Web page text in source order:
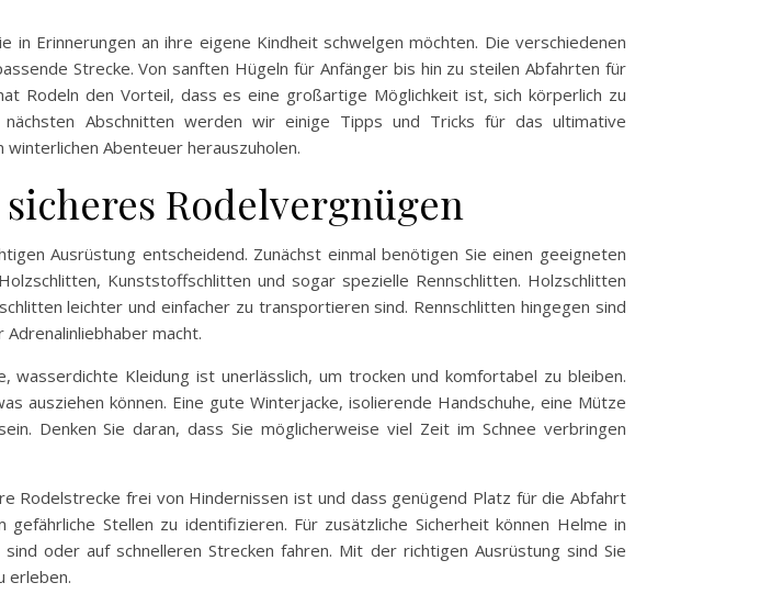
Erinnerungen an ihre eigene Kindheit schwelgen möchten. Die verschiedenen
Strecke. Von sanften Hügeln für Anfänger bis hin zu steilen Abfahrten für
Rodeln den Vorteil, dass es eine großartige Möglichkeit ist, sich körperlich zu
Abschnitten werden wir einige Tipps und Tricks für das ultimative
Abenteuer herauszuholen.
Rodelvergnügen
Ausrüstung entscheidend. Zunächst einmal benötigen Sie einen geeigneten
Kunststoffschlitten und sogar spezielle Rennschlitten. Holzschlitten
leichter und einfacher zu transportieren sind. Rennschlitten hingegen sind
macht.
Kleidung ist unerlässlich, um trocken und komfortabel zu bleiben.
ausziehen können. Eine gute Winterjacke, isolierende Handschuhe, eine Mütze
Denken Sie daran, dass Sie möglicherweise viel Zeit im Schnee verbringen
Rodelstrecke frei von Hindernissen ist und dass genügend Platz für die Abfahrt
Stellen zu identifizieren. Für zusätzliche Sicherheit können Helme in
oder auf schnelleren Strecken fahren. Mit der richtigen Ausrüstung sind Sie
erleben.